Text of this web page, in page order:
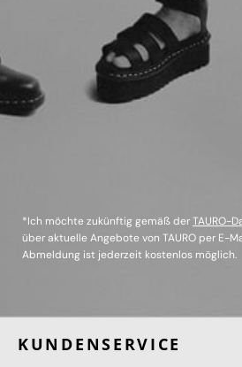
*Ich möchte zukünftig gemäß derTAURO-
über aktuelle Angebote von TAURO per E-
Abmeldung ist jederzeit kostenlos möglich.
KUNDENSERVICE